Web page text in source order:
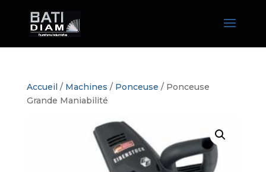
Accueil / Machines / Ponceuse / Ponceuse
Grande Maniabilité